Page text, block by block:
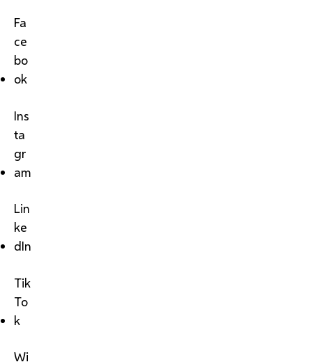
Fa
ce
bo
ok
Ins
ta
gr
am
Lin
ke
dIn
Tik
To
k
Wi